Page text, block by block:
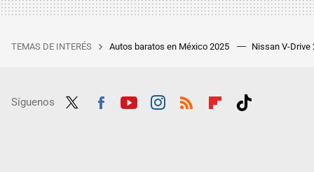
TEMAS DE INTERÉS Autos baratos en México 2025 Nissan V-Drive
Síguenos